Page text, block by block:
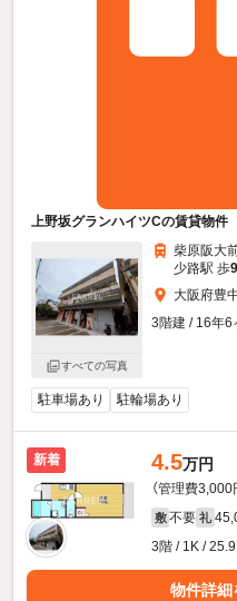
上野坂グランハイツCの賃貸物件
すべての写真
柴原阪大
少路駅 歩9
大阪府豊
3階建 / 16年6
駐車場あり 駐輪場あり
新着 4.5万円
（管理費3,000
敷 不要 礼
3階 / 1K / 25.9
物件詳細